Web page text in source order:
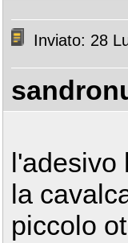
Inviato: 28
l'adesivo
la
piccolo